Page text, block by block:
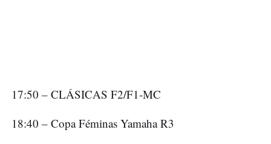
17:50 – CLÁSICAS F2/F1-MC
18:40 – Copa Féminas Yamaha R3